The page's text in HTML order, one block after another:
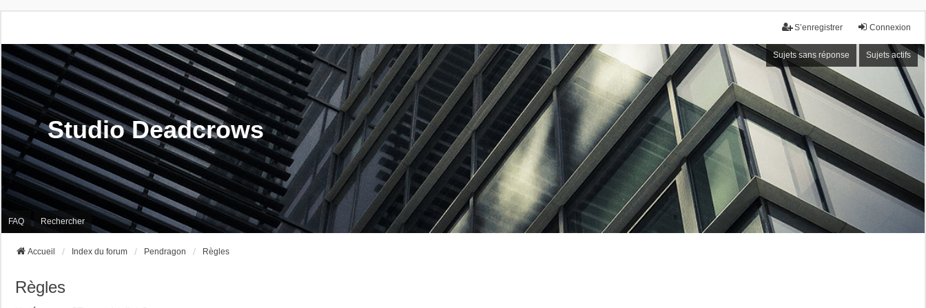
Connexion
S’enregistrer
Sujets sans réponse Sujets actifs
Studio Deadcrows
FAQ Rechercher
Accueil Index du forum Pendragon Règles
Règles